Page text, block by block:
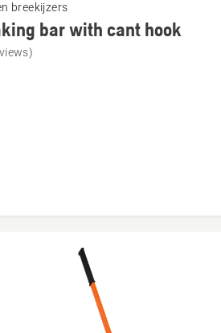
breekijzers
bar with cant hook